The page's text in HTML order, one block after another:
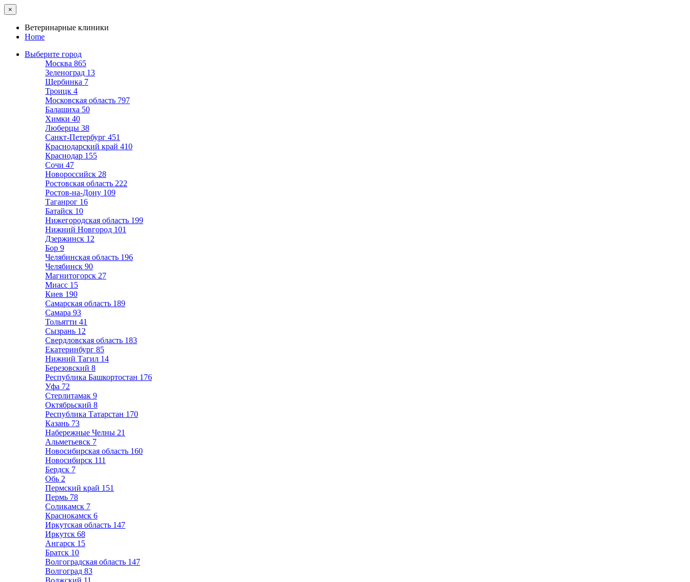
×
Ветеринарные клиники
Home
Выберите город
Москва 865
Зеленоград 13
Щербинка 7
Троицк 4
Московская область 797
Балашиха 50
Химки 40
Люберцы 38
Санкт-Петербург 451
Краснодарский край 410
Краснодар 155
Сочи 47
Новороссийск 28
Ростовская область 222
Ростов-на-Дону 109
Таганрог 16
Батайск 10
Нижегородская область 199
Нижний Новгород 101
Дзержинск 12
Бор 9
Челябинская область 196
Челябинск 90
Магнитогорск 27
Миасс 15
Киев 190
Самарская область 189
Самара 93
Тольятти 41
Сызрань 12
Свердловская область 183
Екатеринбург 85
Нижний Тагил 14
Березовский 8
Республика Башкортостан 176
Уфа 72
Стерлитамак 9
Октябрьский 8
Республика Татарстан 170
Казань 73
Набережные Челны 21
Альметьевск 7
Новосибирская область 160
Новосибирск 111
Бердск 7
Обь 2
Пермский край 151
Пермь 78
Соликамск 7
Краснокамск 6
Иркутская область 147
Иркутск 68
Ангарск 15
Братск 10
Волгоградская область 147
Волгоград 83
Волжский 11